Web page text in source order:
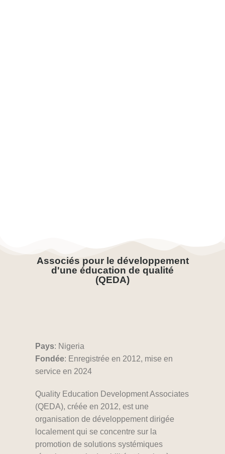
Associés pour le développement
d'une éducation de qualité
(QEDA)
Pays: Nigeria
Fondée: Enregistrée en 2012, mise en
service en 2024
Quality Education Development Associates
(QEDA), créée en 2012, est une
organisation de développement dirigée
localement qui se concentre sur la
promotion de solutions systémiques